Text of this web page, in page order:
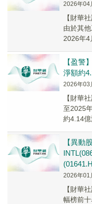
2026年04
【財華
由於其
2026年4
【盈警
淨額約
2026年03
【財華
至2025
約4.14億
【異動
2026年01
【財華
幅榜前